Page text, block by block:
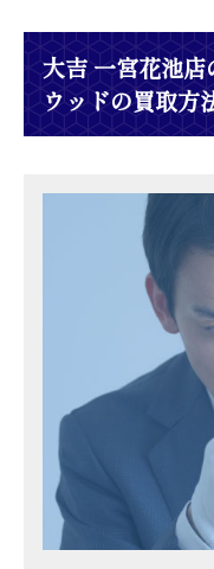
大吉 一宮花池
ウッドの買取方